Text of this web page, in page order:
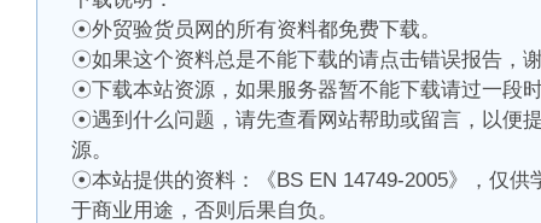
☉外贸验货员网的所有资料都免费下载。
☉如果这个资料总是不能下载的请点击错误报告，
☉下载本站资源，如果服务器暂不能下载请过一段
☉遇到什么问题，请先查看网站帮助或留言，以便
源。
☉本站提供的资料：《BS EN 14749-2005》，仅供
于商业用途，否则后果自负。